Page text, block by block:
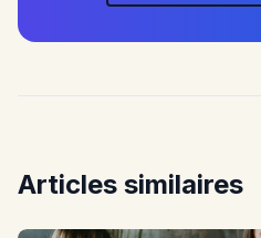
Articles similaires